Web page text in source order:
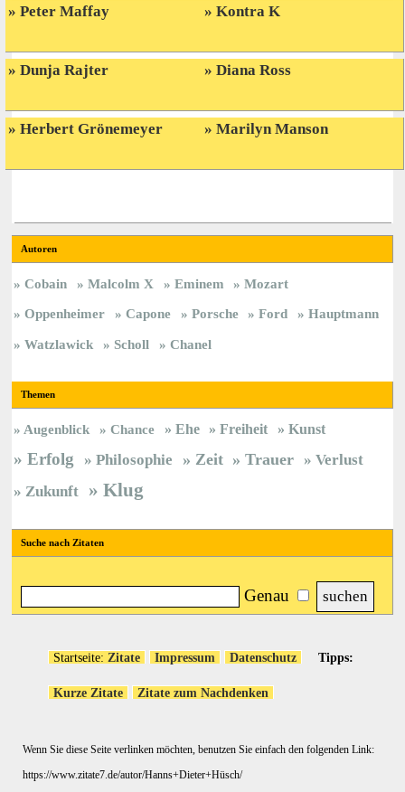
Peter Maffay
Dunja Rajter
Herbert Grönemeyer
Kontra K
Diana Ross
Marilyn Manson
Autoren
Cobain Malcolm X Eminem
Mozart
Oppenheimer
Capone Porsche Ford
Hauptmann
Watzlawick
Scholl Chanel
Themen
Augenblick Chance Ehe Freiheit Kunst
Erfolg Philosophie Zeit Trauer
Verlust
Zukunft
Klug
Suche nach Zitaten
Genau
Startseite: Zitate Impressum Datenschutz Tipps:
Kurze Zitate Zitate zum Nachdenken
Wenn Sie diese Seite verlinken möchten, benutzen Sie einfach den folgenden Link:
https://www.zitate7.de/autor/Hanns+Dieter+Hüsch/